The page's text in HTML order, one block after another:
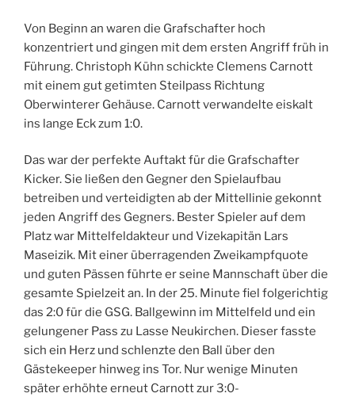
Von Beginn an waren die Grafschafter hoch
konzentriert und gingen mit dem ersten Angriff früh in
Führung. Christoph Kühn schickte Clemens Carnott
mit einem gut getimten Steilpass Richtung
Oberwinterer Gehäuse. Carnott verwandelte eiskalt
ins lange Eck zum 1:0.
Das war der perfekte Auftakt für die Grafschafter
Kicker. Sie ließen den Gegner den Spielaufbau
betreiben und verteidigten ab der Mittellinie gekonnt
jeden Angriff des Gegners. Bester Spieler auf dem
Platz war Mittelfeldakteur und Vizekapitän Lars
Maseizik. Mit einer überragenden Zweikampfquote
und guten Pässen führte er seine Mannschaft über die
gesamte Spielzeit an. In der 25. Minute fiel folgerichtig
das 2:0 für die GSG. Ballgewinn im Mittelfeld und ein
gelungener Pass zu Lasse Neukirchen. Dieser fasste
sich ein Herz und schlenzte den Ball über den
Gästekeeper hinweg ins Tor. Nur wenige Minuten
später erhöhte erneut Carnott zur 3:0-